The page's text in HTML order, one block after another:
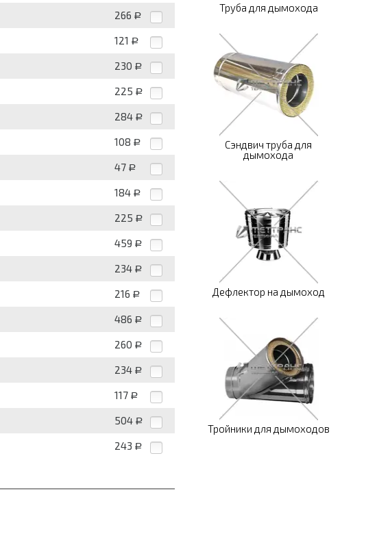
266 Р
121 Р
230 Р
225 Р
284 Р
108 Р
47 Р
184 Р
225 Р
459 Р
234 Р
216 Р
486 Р
260 Р
234 Р
117 Р
504 Р
243 Р
Труба для дымохода
Сэндвич труба для
дымохода
Дефлектор на дымоход
Тройники для дымоходов